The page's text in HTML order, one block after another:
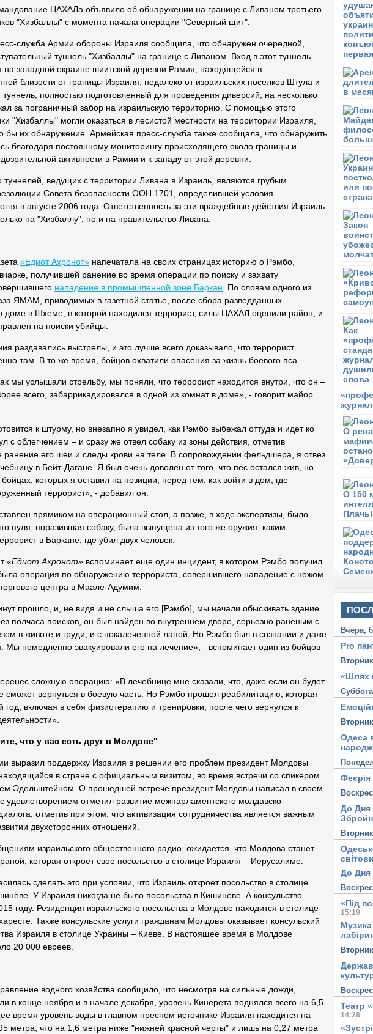
ЦАХАЛа объявило об обнаружении на границе с Ливаном третьего
"Хизбаллы" с момента начала операции "Северный щит".
служба Армии обороны Израиля сообщила, что обнаружен очередной,
туннель "Хизбаллы" на границе с Ливаном. Вход в этот туннель
на западной окраине шиитской деревни Рамия, находящейся в
близости от границы Израиля, недалеко от израильских поселков Штула и
полностью подготовленный для проведения диверсий, на несколько
за пограничный забор на израильскую территорию. С помощью этого
"Хизбаллы" могли оказаться в лесистой местности на территории Израиля,
бы их обнаружение. Армейская пресс-служба также сообщала, что обнаружить
благодаря постоянному мониторингу происходящего около границы и
активности в Рамии и к западу от этой деревни.
туннелей, ведущих с территории Ливана в Израиль, являются грубым
Совета безопасности ООН 1701, определившей условия
в августе 2006 года. Ответственность за эти враждебные действия Израиль
на "Хизбаллу", но и на правительство Ливана.
«Едиот Ахронот» напечатала на своих страницах историю о Рэмбо,
получившей ранение во время операции по поиску и захвату
нападение в промышленной зоне Баркан. По словам одного из
ЯМАМ, приводимых в газетной статье, после сбора разведданных
в Шхеме, в которой находился террорист, силы ЦАХАЛ оцепили район, и
на поиски убийцы.
раздавались выстрелы, и это лучше всего доказывало, что террорист
там. В то же время, бойцов охватили опасения за жизнь боевого пса.
мы услышали стрельбу, мы поняли, что террорист находится внутри, что он –
всего, забаррикадировался в одной из комнат в доме», - говорит майор
к штурму, но внезапно я увидел, как Рэмбо выбежал оттуда и идет ко
с облегчением – и сразу же отвел собаку из зоны действия, отметив
ранение его шеи и следы крови на теле. В сопровождении фельдшера, я отвез
в Бейт-Дагане. Я был очень доволен от того, что пёс остался жив, но
которых я оставил на позиции, перед тем, как войти в дом, где
террорист», - добавил он.
прямиком на операционный стол, а позже, в ходе экспертизы, было
пуля, поразившая собаку, была выпущена из того же оружия, каким
в Баркане, где убил двух человек.
«Едиот Ахронот» вспоминает еще один инцидент, в котором Рэмбо получил
операция по обнаружению террориста, совершившего нападение с ножом
центра в Маале-Адумим.
прошло, и, не видя и не слыша его [Рэмбо], мы начали обыскивать здание…
полчаса поисков, он был найден во внутреннем дворе, серьезно раненым с
в животе и груди, и с покалеченной лапой. Но Рэмбо был в сознании и даже
Мы немедленно эвакуировали его на лечение», - вспоминает один из бойцов
сложную операцию: «В лечебнице мне сказали, что, даже если он будет
сможет вернуться в боевую часть. Но Рэмбо прошел реабилитацию, которая
год, включая в себя физиотерапию и тренировки, после чего вернулся к
что у вас есть друг в Молдове"
выразил поддержку Израиля в решении его проблем президент Молдовы
в стране с официальным визитом, во время встречи со спикером
Эдельштейном. О прошедшей встрече президент Молдовы написал в своем
удовлетворением отметил развитие межпарламентского молдавско-
отметив при этом, что активизация сотрудничества является важным
двухсторонних отношений.
израильского общественного радио, ожидается, что Молдова станет
которая откроет свое посольство в столице Израиля – Иерусалиме.
сделать это при условии, что Израиль откроет посольство в столице
У Израиля никогда не было посольства в Кишиневе. А консульство
году. Резиденция израильского посольства в Молдове находится в столице
Также консульские услуги гражданам Молдовы оказывает консульский
Израиля в столице Украины – Киеве. В настоящее время в Молдове
20 000 евреев.
водного хозяйства сообщило, что несмотря на сильные дожди,
в конце ноября и в начале декабря, уровень Кинерета поднялся всего на 6,5
время уровень воды в главном пресном источнике Израиля находится на
метра, что на 1,6 метра ниже "нижней красной черты" и лишь на 0,27 метра
Вчера,
Pro
«Шлях
Одеса
Феєрія
До Дня
До Дня
«Під
15:19
Театр
14:28